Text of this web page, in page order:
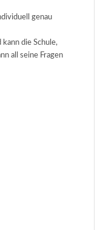
genau
die Schule,
all seine Fragen